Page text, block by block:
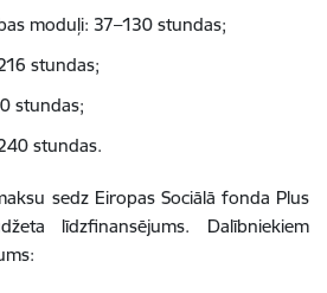
moduļi: 37–130 stundas;
stundas;
stundas;
stundas.
sedz Eiropas Sociālā fonda Plus
līdzfinansējums. Dalībniekiem